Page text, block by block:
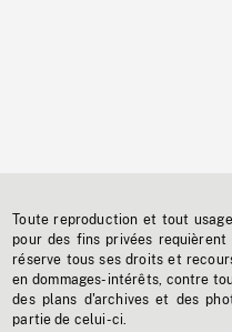
Toute reproduction et tout
pour des fins privées
réserve tous ses droits et
en dommages-intérêts, contre
des plans d'archives et des
partie de celui-ci.